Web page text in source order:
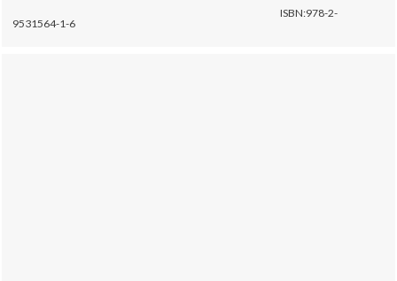
ISBN:978-2-
9531564-1-6